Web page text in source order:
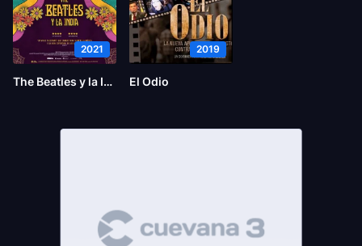
2021
The Beatles y la India
2019
El Odio